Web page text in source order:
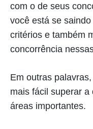
com o de seus
você está se
critérios e também
concorrência
Em outras
mais fácil superar
áreas importantes.